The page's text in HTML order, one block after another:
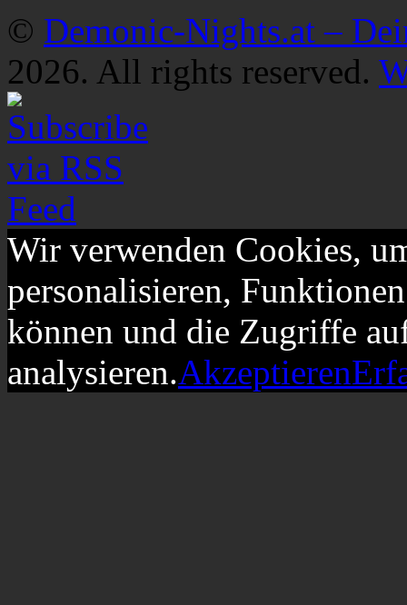
© Demonic-Nights.at –
2026. All rights reserved.
Wir verwenden Cookies,
personalisieren,
können und die Zugriffe
analysieren.Akzeptieren